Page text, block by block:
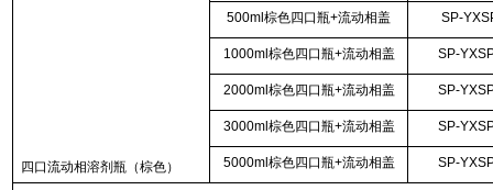
四口流动相溶剂瓶（棕色）
500ml棕色四口瓶+流动相盖 SP-
1000ml棕色四口瓶+流动相盖 SP-
2000ml棕色四口瓶+流动相盖 SP-
3000ml棕色四口瓶+流动相盖 SP-
5000ml棕色四口瓶+流动相盖 SP-